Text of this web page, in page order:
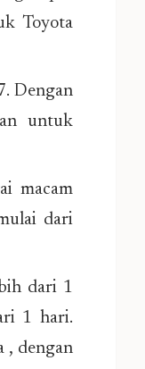
Toyota
Dengan
untuk
macam
dari
dari 1
1 hari.
, dengan